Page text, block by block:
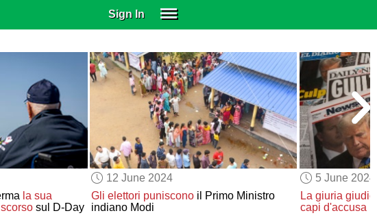
Sign In
SUBSCRIBE
EDUCATIONAL LICENSES
GIFT CARDS
OTHER LANGUAGES
ABOUT US
ALEXA
ADJUST COLORS
la sua
sul D-Day
12 June 2024
Gli elettori punisconoil Primo Ministro
indiano Modi
5 June 2024
La giuria
capi d'accusa